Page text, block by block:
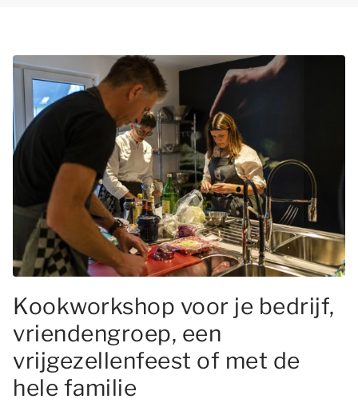
Kookworkshop voor je bedrijf,
vriendengroep, een
vrijgezellenfeest of met de
hele familie